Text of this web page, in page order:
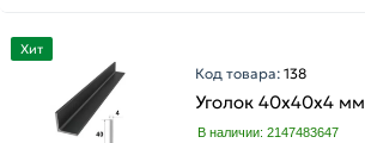
Хит
Код товара:138
Уголок 40х40х4 мм
В наличии: 2147483647